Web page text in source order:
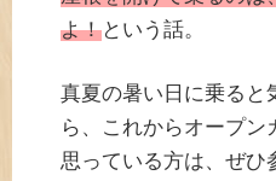
よ！という話。
真夏の暑い日に乗ると
ら、これからオープン
思っている方は、ぜひ